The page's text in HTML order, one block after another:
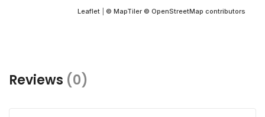
Leaflet © MapTiler © OpenStreetMap contributors
Reviews (0)